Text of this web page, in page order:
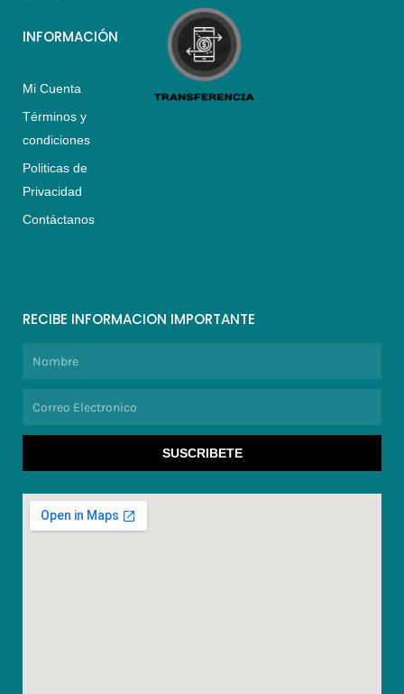
INFORMACIÓN
Mi Cuenta
Términos y
condiciones
Politicas de
Privacidad
Contáctanos
RECIBE INFORMACION IMPORTANTE
SUSCRIBETE